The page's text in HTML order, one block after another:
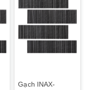
Gạch INAX-